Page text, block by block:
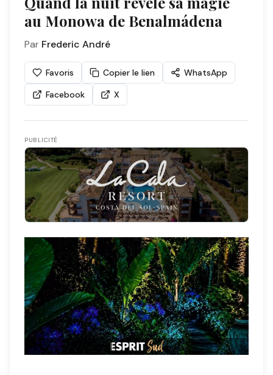
au Monowa de Benalmádena
Par Frederic André
Favoris Copier le lien
WhatsApp
Facebook
X
PUBLICITÉ